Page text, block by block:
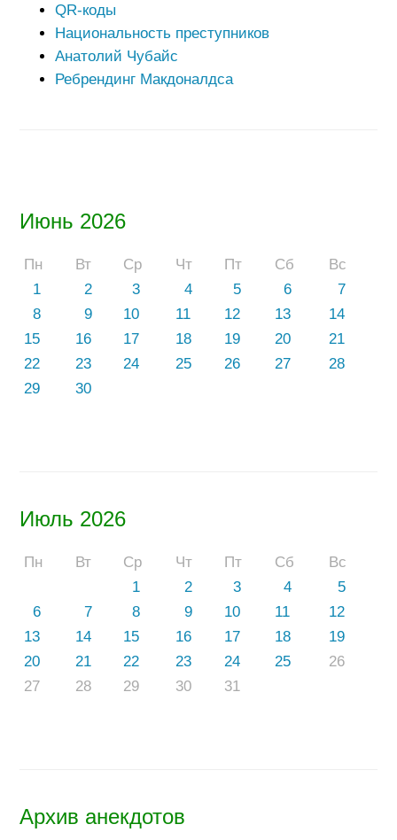
Июнь 2026
Пн Вт Ср Чт Пт Сб
Вс
1
2 3 4 5 6
7
8
9 10 11 12 13
14
15
16 17 18 19 20
21
22
23 24 25 26 27
28
29
30
Июль 2026
Пн Вт Ср Чт Пт Сб
Вс
1
2 3 4
5
6
7 8 9 10 11
12
13
14 15 16 17 18
19
20
21 22 23 24 25
26
27
28 29 30 31
Архив анекдотов
QR-коды
Национальность преступников
Анатолий Чубайс
Ребрендинг Макдоналдса